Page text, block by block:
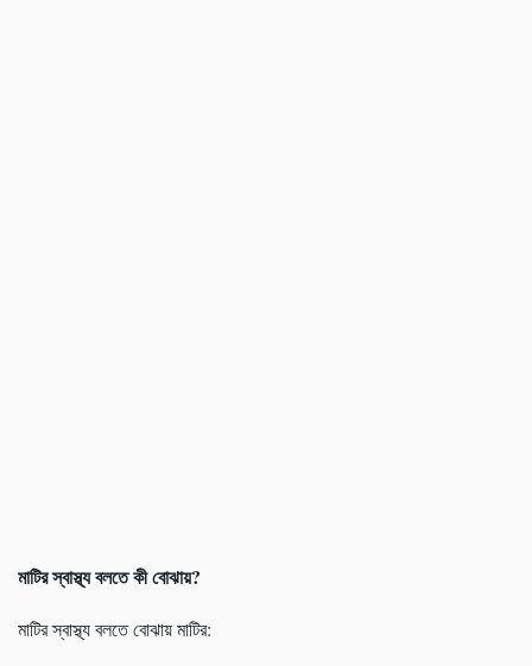
মাটির স্বাস্থ্য বলতে কী বোঝায়?
মাটির স্বাস্থ্য বলতে বোঝায় মাটির: